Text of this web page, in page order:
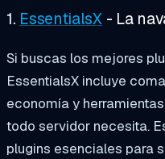
1. EssentialsX- La
Si buscas los mejores
EssentialsX incluye
economía y
todo servidor necesita.
plugins esenciales para